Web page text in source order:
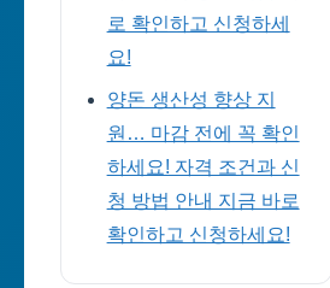
로 확인하고 신청하세
요!
양돈 생산성 향상 지
원… 마감 전에 꼭 확인
하세요! 자격 조건과 신
청 방법 안내 지금 바로
확인하고 신청하세요!